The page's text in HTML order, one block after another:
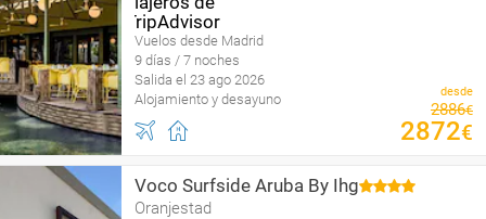
Vuelos desde Madrid
9 días / 7 noches
Salida el 23 ago 2026
Alojamiento y desayuno
desde
2886€
2872€
Voco Surfside Aruba By Ihg
Oranjestad